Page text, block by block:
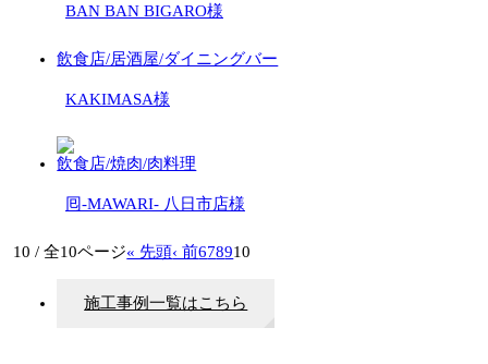
BAN BAN BIGARO様
飲食店/居酒屋/ダイニングバー
KAKIMASA様
飲食店/焼肉/肉料理
囘-MAWARI- 八日市店様
10 / 全10ページ« 先頭‹ 前678910
施工事例一覧はこちら